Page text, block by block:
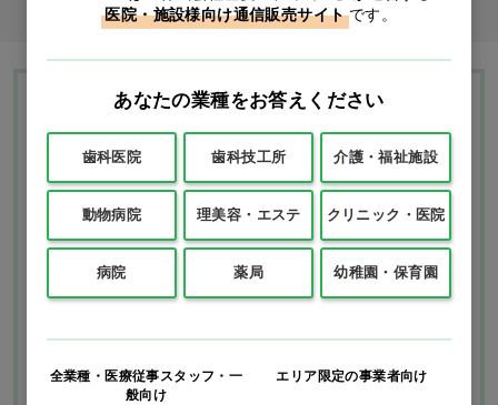
Ciモール ウェブ通販のご利用ガイド・ヘル
プ
お支払いについて 送料について
返品・交換につい
て
修理・保証につい
て
よくあるご質問
ご利用ガイドを詳しく見
医院・施設様向け通信販売サイト です。
あなたの業種をお答えください
歯科医院 歯科技工所 介護・福祉施設
動物病院 理美容・エステ クリニック・医院
病院 薬局 幼稚園・保育園
全業種・医療従事スタッフ・一
般向け
エリア限定の事業者向け